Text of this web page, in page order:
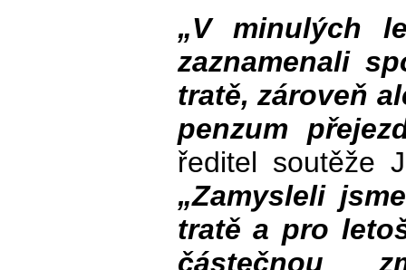
„V minulých
zaznamenali
tratě, zároveň
penzum
ředitel soutěže
„Zamysleli
tratě a pro
částečnou